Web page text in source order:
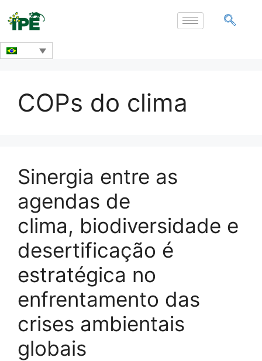
COPs do clima
Sinergia entre as
agendas de
clima, biodiversidade e
desertificação é
estratégica no
enfrentamento das
crises ambientais
globais